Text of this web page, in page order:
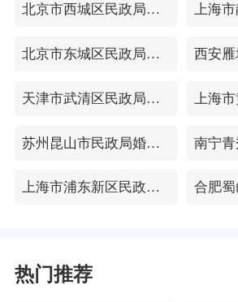
北京市西城区民政局婚姻登记处
北京市东城区民政局婚姻登记处
天津市武清区民政局婚姻登记处
苏州昆山市民政局婚姻登记处
上海市浦东新区民政局婚姻登记处
热门推荐